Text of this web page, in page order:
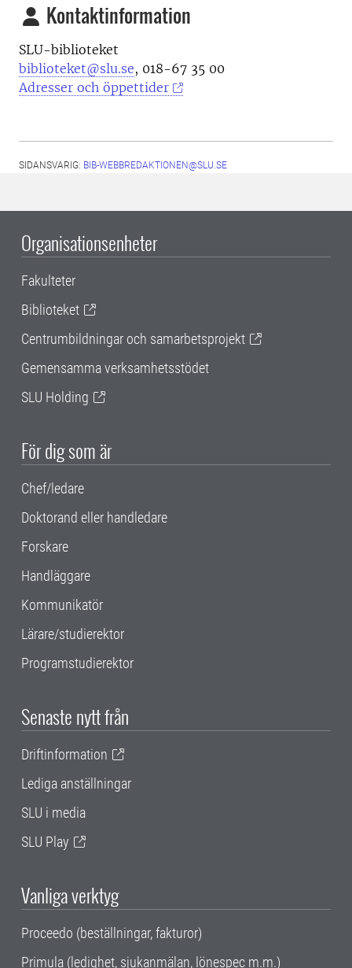
Kontaktinformation
SLU-biblioteket
biblioteket@slu.se, 018-67 35 00
Adresser och öppettider
SIDANSVARIG: BIB-WEBBREDAKTIONEN@SLU.SE
Organisationsenheter
Fakulteter
Biblioteket
Centrumbildningar och samarbetsprojekt
Gemensamma verksamhetsstödet
SLU Holding
För dig som är
Chef/ledare
Doktorand eller handledare
Forskare
Handläggare
Kommunikatör
Lärare/studierektor
Programstudierektor
Senaste nytt från
Driftinformation
Lediga anställningar
SLU i media
SLU Play
Vanliga verktyg
Proceedo (beställningar, fakturor)
Primula (ledighet, sjukanmälan, lönespec m.m.)